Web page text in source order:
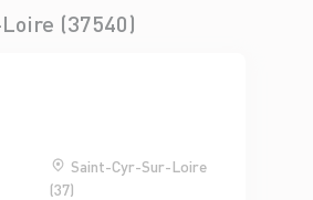
(37540)
Saint-Cyr-Sur-Loire
(37)